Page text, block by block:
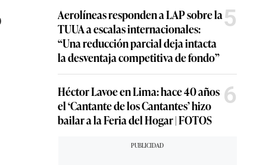
Aerolíneas responden a LAP sobre la
TUUA a escalas internacionales:
“Una reducción parcial deja intacta
la desventaja competitiva de fondo”
5
Héctor Lavoe en Lima: hace 40 años
el ‘Cantante de los Cantantes’ hizo
bailar a la Feria del Hogar | FOTOS
6